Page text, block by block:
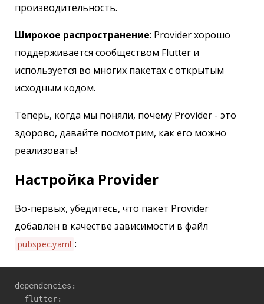
производительность.
Широкое распространение: Provider хорошо
поддерживается сообществом Flutter и
используется во многих пакетах с открытым
исходным кодом.
Теперь, когда мы поняли, почему Provider - это
здорово, давайте посмотрим, как его можно
реализовать!
Настройка Provider
Во-первых, убедитесь, что пакет Provider
добавлен в качестве зависимости в файл
pubspec.yaml :
dependencies:
  flutter: